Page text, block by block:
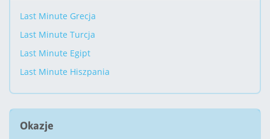
Last Minute Grecja
Last Minute Turcja
Last Minute Egipt
Last Minute Hiszpania
Okazje